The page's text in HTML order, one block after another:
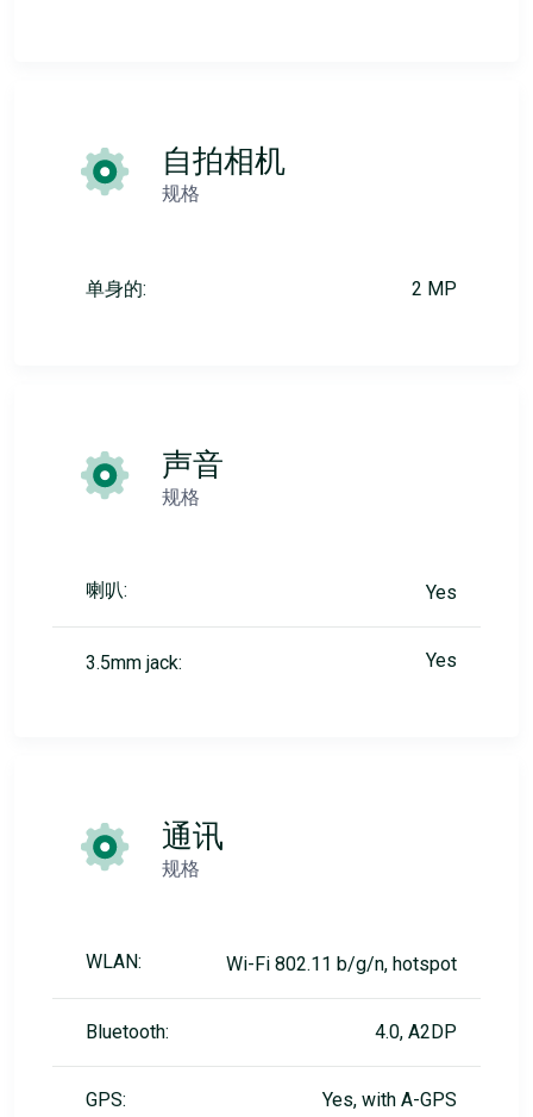
自拍相机
规格
单身的: 2 MP
声音
规格
喇叭: Yes
3.5mm jack: Yes
通讯
规格
WLAN: Wi-Fi 802.11 b/g/n, hotspot
Bluetooth: 4.0, A2DP
GPS: Yes, with A-GPS